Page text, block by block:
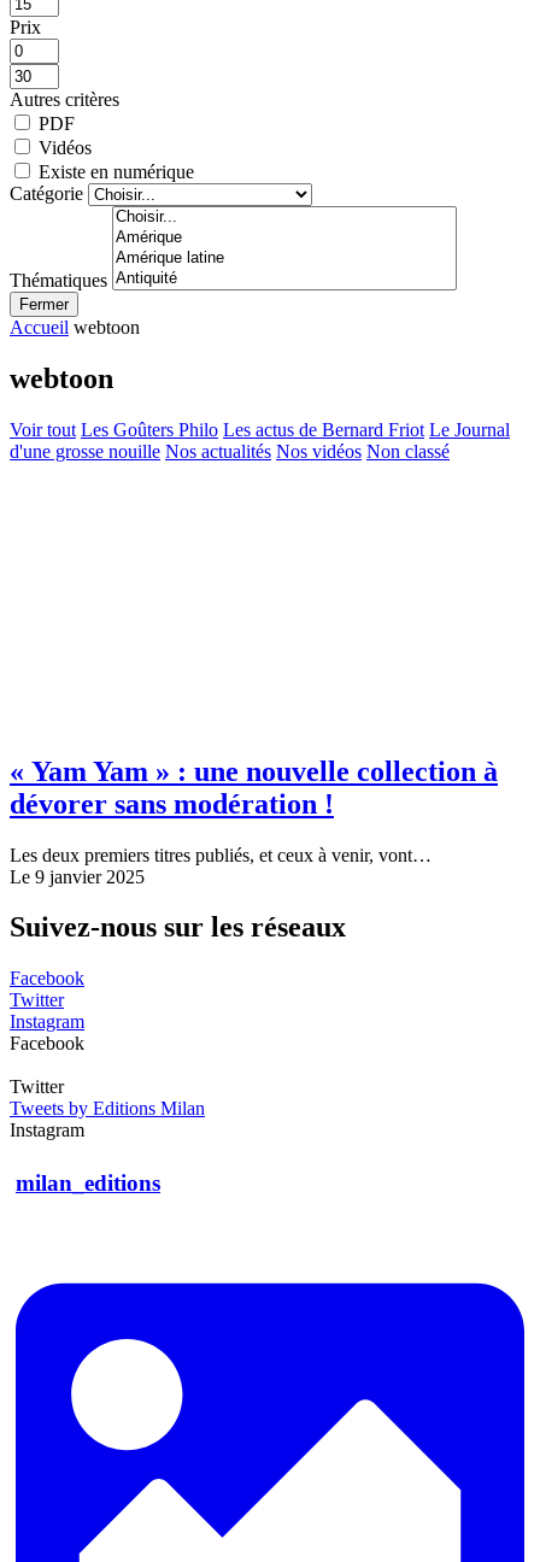
Prix
Autres critères
PDF
Vidéos
Existe en numérique
Catégorie
Thématiques
Fermer
Accueil webtoon
webtoon
Voir tout Les Goûters Philo Les actus de Bernard Friot Le Journal
d'une grosse nouille Nos actualités Nos vidéos Non classé
« Yam Yam » : une nouvelle collection à
dévorer sans modération !
Les deux premiers titres publiés, et ceux à venir, vont…
Le 9 janvier 2025
Suivez-nous sur les réseaux
Facebook
Twitter
Instagram
Facebook
Twitter
Tweets by Editions Milan
Instagram
milan_editions